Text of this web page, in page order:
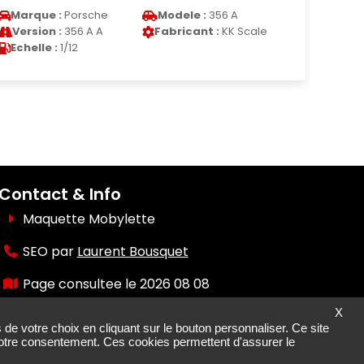
425
Fabricant :Neo
Echelle : 1/43
Contact & Info
Maquette Mobylette
SEO par Laurent Bousquet
Page consultee le 2026 08 08
X
votre choix en cliquant sur le bouton personnaliser. Ce site
consentement. Ces cookies permettent d'assurer le